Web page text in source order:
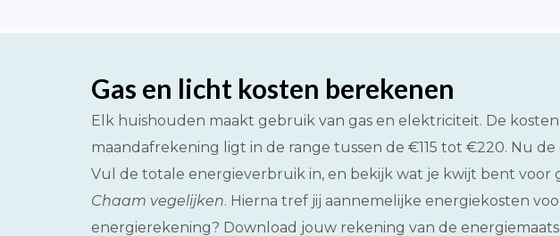
Gas en licht kosten berekenen
Elk huishouden maakt gebruik van gas en elektriciteit. De
maandafrekening ligt in de range tussen de €115 tot €220. Nu
Vul de totale energieverbruik in, en bekijk wat je kwijt bent voor
Chaam vegelijken. Hierna tref jij aannemelijke energiekosten
energierekening? Download jouw rekening van de